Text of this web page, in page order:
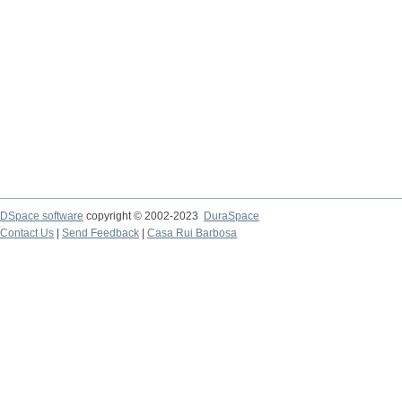
DSpace software copyright © 2002-2023
DuraSpace
Contact Us
Send Feedback Casa Rui Barbosa